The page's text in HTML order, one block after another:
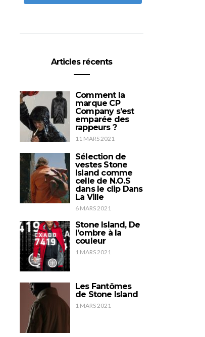
Articles récents
Comment la
marque CP
Company s’est
emparée des
rappeurs ?
11 MARS 2021
Sélection de
vestes Stone
Island comme
celle de N.O.S
dans le clip Dans
La Ville
6 MARS 2021
Stone Island, De
l’ombre à la
couleur
1 MARS 2021
Les Fantômes
de Stone Island
1 MARS 2021